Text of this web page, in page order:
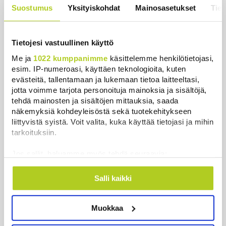
Suostumus Yksityiskohdat Mainosasetukset
Tietojesi vastuullinen käyttö
Me ja 1022 kumppanimme käsittelemme henkilötietojasi,
esim. IP-numeroasi, käyttäen teknologioita, kuten
evästeitä, tallentamaan ja lukemaan tietoa laitteeltasi,
jotta voimme tarjota personoituja mainoksia ja sisältöjä,
tehdä mainosten ja sisältöjen mittauksia, saada
näkemyksiä kohdeyleisöstä sekä tuotekehitykseen
liittyvistä syistä. Voit valita, kuka käyttää tietojasi ja mihin
tarkoituksiin.
Kerätä tietoja maantieteellisestä sijainnistasi,
mahdollisesti muutaman metrin tarkkuudella
ominaispiirteitä aktiivisesti (sormenjäljen
Lue lisää siitä, miten henkilötietojasi käsitellään ja miten
Salli kaikki
Muokkaa
Uutiset 3.8.2026 21:46
kuullut Etelämantereen
Veriputouksesta?
Uutiset | 5.8.2026 23:00
Reuters: FBI aloitti yhteistyön Kiinan
ja Venäjän kanssa, kriitikot
huolissaan – ”Loistava peiterooli”
Uutiset | 5.8.2026 22:07
vaikeaa, sanoo Iranin presidentti
Uutiset | 6.8.2026 0:58
Juutalainen miekkailija voitti
natseille mitalin ja kohotti kätensä
Hitler-tervehdykseen – Miksi